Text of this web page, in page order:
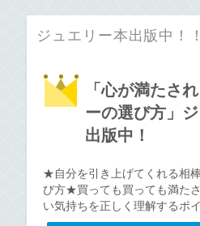
ジュエリー本出版中！！
「心が満たさ
ーの選び方」
出版中！
★自分を引き上げてくれる相
び方★買っても買っても満た
い気持ちを正しく理解するポ